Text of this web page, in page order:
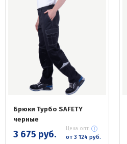
Брюки Турбо SAFETY
черные
3 675 руб. Цена опт:
от 3 124 руб.